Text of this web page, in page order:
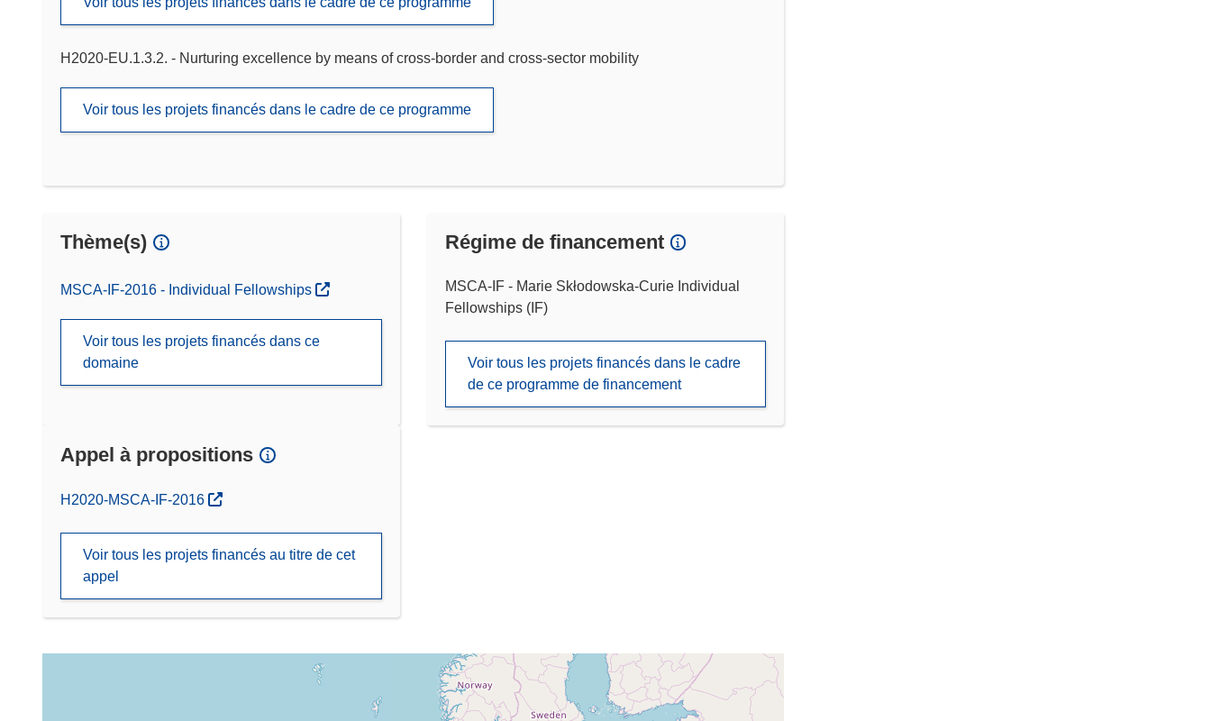
H2020-EU.1.3.2. - Nurturing excellence by means of cross-border and cross-sector mobility
Voir tous les projets financés dans le cadre de ce programme
Thème(s)
MSCA-IF-2016 - Individual Fellowships
Voir tous les projets financés dans ce
domaine
Régime de financement
MSCA-IF - Marie Skłodowska-Curie Individual
Fellowships (IF)
Voir tous les projets financés dans le cadre
de ce programme de financement
Appel à propositions
(s’ouvre dans une nouvelle fenêtre)
H2020-MSCA-IF-2016
Voir tous les projets financés au titre de cet
appel